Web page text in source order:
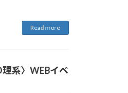
Read more
理系〉WEBイベ